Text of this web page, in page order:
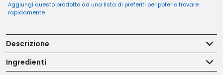
Aggiungi questo prodotto ad una lista di preferiti per poterlo trovare
rapidamente
Descrizione
Ingredienti